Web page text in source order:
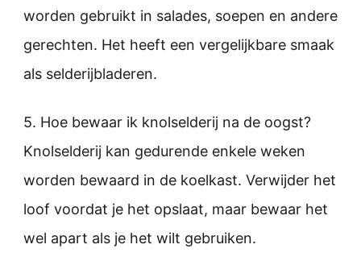
worden gebruikt in salades, soepen en andere
gerechten. Het heeft een vergelijkbare smaak
als selderijbladeren.
5. Hoe bewaar ik knolselderij na de oogst?
Knolselderij kan gedurende enkele weken
worden bewaard in de koelkast. Verwijder het
loof voordat je het opslaat, maar bewaar het
wel apart als je het wilt gebruiken.